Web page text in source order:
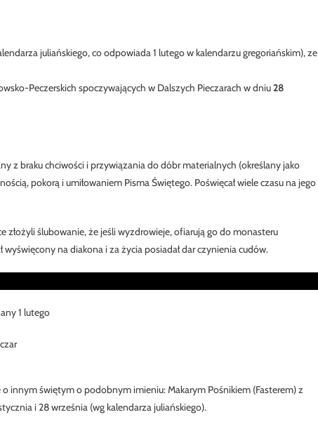
juliańskiego, co odpowiada 1 lutego w kalendarzu gregoriańskim), ze
Peczerskich spoczywających w Dalszych Pieczarach w dniu28
z braku chciwości i przywiązania do dóbr materialnych (określany jako
pokorą i umiłowaniem Pisma Świętego. Poświęcał wiele czasu na jego
złożyli ślubowanie, że jeśli wyzdrowieje, ofiarują go do monasteru
na diakona i za życia posiadał dar czynienia cudów.
1 lutego
innym świętym o podobnym imieniu: Makarym Pośnikiem (Fasterem) z
i 28 września (wg kalendarza juliańskiego).